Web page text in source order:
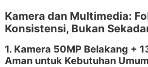
Kamera dan Multimedia:
Konsistensi, Bukan
1. Kamera 50MP Belakang +
Aman untuk Kebutuhan Umum